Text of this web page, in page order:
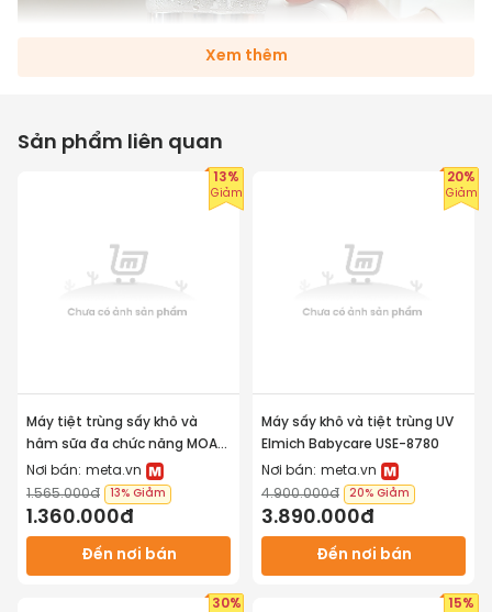
không gỉ chất lượng cao SUS316 có khả năng truyền
nhiệt cao, ổn định và đảm bảo an toàn khi sử dụng.
Xem thêm
Sản phẩm liên quan
13%
Giảm
Máy tiệt trùng sấy khô và
hâm sữa đa chức năng MOAZ
BÉBÉ MB005
Nơi bán: meta.vn
1.565.000đ
13% Giảm
1.360.000đ
Đến nơi bán
20%
Giảm
Máy sấy khô và tiệt trùng UV
Elmich Babycare USE-8780
Nơi bán: meta.vn
4.900.000đ
20% Giảm
3.890.000đ
Đến nơi bán
30% 15%